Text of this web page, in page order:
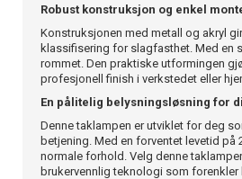
Robust konstruksjon og enkel
Konstruksjonen med metall og akryl
klassifisering for slagfasthet. Med en
rommet. Den praktiske utformingen
profesjonell finish i verkstedet eller
En pålitelig belysningsløsning for
Denne taklampen er utviklet for deg
betjening. Med en forventet levetid på
normale forhold. Velg denne
brukervennlig teknologi som forenkler